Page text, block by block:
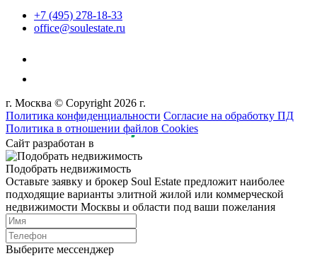
+7 (495) 278-18-33
office@soulestate.ru
г. Москва © Copyright 2026 г.
Политика конфиденциальности Согласие на обработку ПД
Политика в отношении файлов Cookies
Сайт разработан в
Подобрать недвижимость
Оставьте заявку и брокер Soul Estate предложит наиболее
подходящие варианты элитной жилой или коммерческой
недвижимости Москвы и области под ваши пожелания
Выберите мессенджер